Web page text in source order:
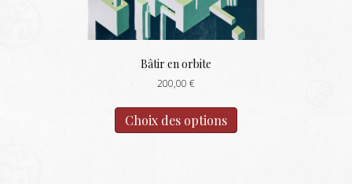
Bâtir en orbite
200,00 €
Choix des options
a